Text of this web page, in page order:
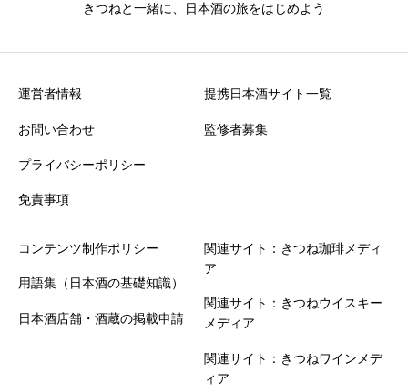
きつねと一緒に、日本酒の旅をはじめよう
運営者情報
お問い合わせ
プライバシーポリシー
免責事項
提携日本酒サイト一覧
監修者募集
コンテンツ制作ポリシー
用語集（日本酒の基礎知識）
日本酒店舗・酒蔵の掲載申請
関連サイト：きつね珈琲メディ
ア
関連サイト：きつねウイスキー
メディア
関連サイト：きつねワインメデ
ィア